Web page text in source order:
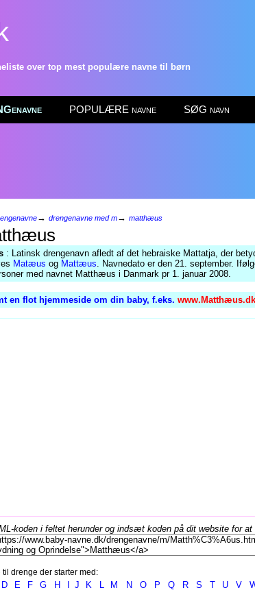
over top mest populære navne til børn
POPULÆRE navne SØG navn
→ drengenavne med m→ matthæus
: Latinsk drengenavn afledt af det hebraiske Mattatja, der
Matæus og Mattæus. Navnedato er den 21. september.
med navnet Matthæus i Danmark pr 1. januar 2008.
en flot hjemmeside om din baby, f.eks. www.Matthæus.dk
koden i feltet herunder og indsæt koden på dit website for
til drenge der starter med:
D E F G H J K L M N O P Q R S T U V